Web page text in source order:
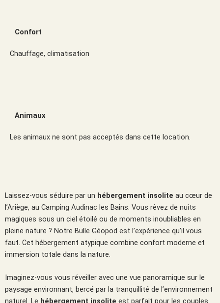
Confort
Chauffage, climatisation
Animaux
Les animaux ne sont pas acceptés dans cette location.
Laissez-vous séduire par un hébergement insolite au cœur de
l’Ariège, au Camping Audinac les Bains. Vous rêvez de nuits
magiques sous un ciel étoilé ou de moments inoubliables en
pleine nature ? Notre Bulle Géopod est l’expérience qu’il vous
faut. Cet hébergement atypique combine confort moderne et
immersion totale dans la nature.
Imaginez-vous vous réveiller avec une vue panoramique sur le
paysage environnant, bercé par la tranquillité de l’environnement
naturel. Le hébergement insolite est parfait pour les couples